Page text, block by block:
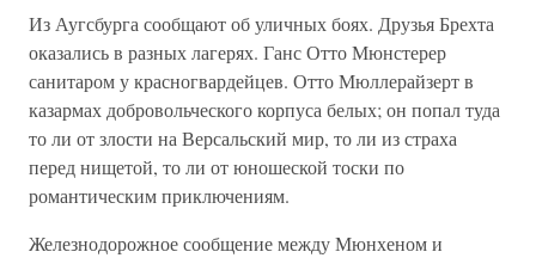
Из Аугсбурга сообщают об уличных боях. Друзья Брехта
оказались в разных лагерях. Ганс Отто Мюнстерер
санитаром у красногвардейцев. Отто Мюллерайзерт в
казармах добровольческого корпуса белых; он попал туда
то ли от злости на Версальский мир, то ли из страха
перед нищетой, то ли от юношеской тоски по
романтическим приключениям.
Железнодорожное сообщение между Мюнхеном и